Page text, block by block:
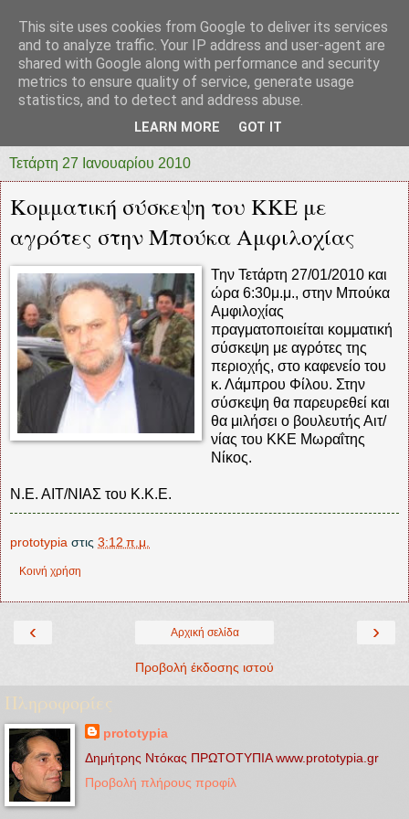
prototypia
"ΠΡΩΤΟΤΥΠΙΑ" * ΑΝΕΞΑΡΤΗΤΗ-ΗΛΕΚΤΡΟΝΙΚΗ-
Τετάρτη 27 Ιανουαρίου 2010
Κομματική σύσκεψη του ΚΚΕ με
αγρότες στην Μπούκα Αμφιλοχίας
Την Τετάρτη 27/01/2010 και
ώρα 6:30μ.μ., στην Μπούκα
Αμφιλοχίας
πραγματοποιείται κομματική
σύσκεψη με αγρότες της
περιοχής, στο καφενείο του
κ. Λάμπρου Φίλου. Στην
σύσκεψη θα παρευρεθεί και
θα μιλήσει ο βουλευτής Αιτ/
νίας του ΚΚΕ Μωραΐτης
Νίκος.
Ν.Ε. ΑΙΤ/ΝΙΑΣ του Κ.Κ.Ε.
prototypia στις 3:12 π.μ.
Κοινή χρήση
‹ ›
Αρχική σελίδα
Προβολή έκδοσης ιστού
Πληροφορίες
prototypia
Δημήτρης Ντόκας ΠΡΩΤΟΤΥΠΙΑ www.prototypia.gr
Προβολή πλήρους προφίλ
This site uses cookies from Google to deliver its services
and to analyze traffic. Your IP address and user-agent are
shared with Google along with performance and security
metrics to ensure quality of service, generate usage
statistics, and to detect and address abuse.
LEARN MORE GOT IT